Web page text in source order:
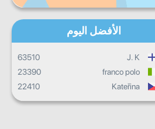
الأفضل اليوم
J. K
63510
franco polo
23390
Kateřina
22410